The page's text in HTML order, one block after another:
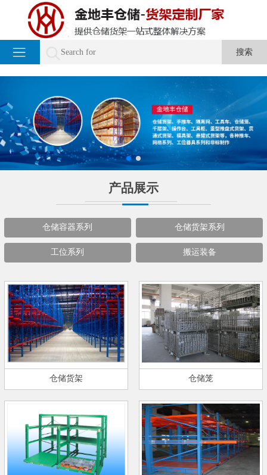
产品展示
仓储容器系列 仓储货架系列
工位系列 搬运装备
仓储货架 仓储笼